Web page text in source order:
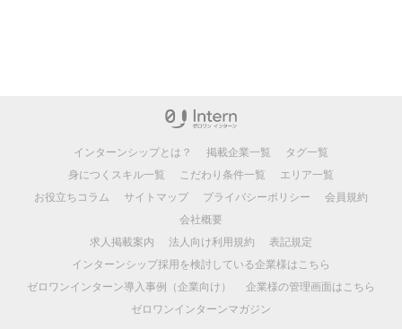
インターンシップとは？ 掲載企業一覧
タグ一覧
身につくスキル一覧
こだわり条件一覧
エリア一覧
お役立ちコラム
サイトマップ プライバシーポリシー
会員規約
会社概要
求人掲載案内
法人向け利用規約
表記規定
インターンシップ採用を検討している企業様はこちら
ゼロワンインターン導入事例（企業向け）
企業様の管理画面はこちら
ゼロワンインターンマガジン